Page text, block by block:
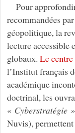
Pour
recommandées
géopolitique, la
lecture accessible
globaux. Le centre
l’Institut français
académique
doctrinal, les
« Cyberstratégie »
Nuvis),